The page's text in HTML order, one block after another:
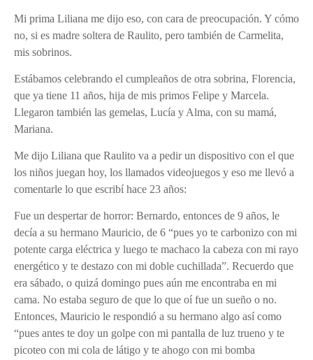
Mi prima Liliana me dijo eso, con cara de preocupación. Y cómo
no, si es madre soltera de Raulito, pero también de Carmelita,
mis sobrinos.
Estábamos celebrando el cumpleaños de otra sobrina, Florencia,
que ya tiene 11 años, hija de mis primos Felipe y Marcela.
Llegaron también las gemelas, Lucía y Alma, con su mamá,
Mariana.
Me dijo Liliana que Raulito va a pedir un dispositivo con el que
los niños juegan hoy, los llamados videojuegos y eso me llevó a
comentarle lo que escribí hace 23 años:
Fue un despertar de horror: Bernardo, entonces de 9 años, le
decía a su hermano Mauricio, de 6 “pues yo te carbonizo con mi
potente carga eléctrica y luego te machaco la cabeza con mi rayo
energético y te destazo con mi doble cuchillada”. Recuerdo que
era sábado, o quizá domingo pues aún me encontraba en mi
cama. No estaba seguro de que lo que oí fue un sueño o no.
Entonces, Mauricio le respondió a su hermano algo así como
“pues antes te doy un golpe con mi pantalla de luz trueno y te
picoteo con mi cola de látigo y te ahogo con mi bomba